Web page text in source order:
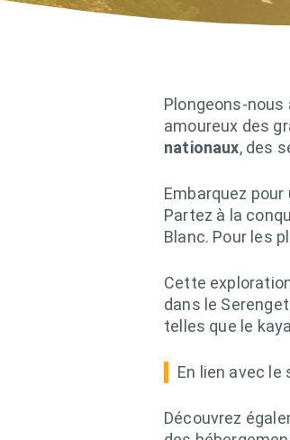
Plongeons-
amoureux des
nationaux, des
Embarquez
Partez à la
Blanc. Pour les
Cette
dans le
telles que le
En lien avec le
Découvrez